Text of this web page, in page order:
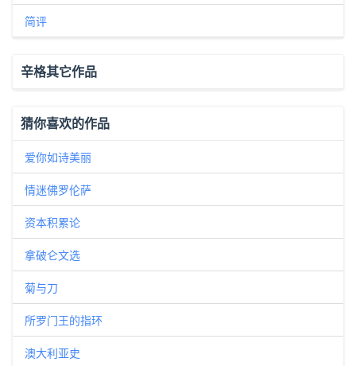
简评
辛格其它作品
猜你喜欢的作品
爱你如诗美丽
情迷佛罗伦萨
资本积累论
拿破仑文选
菊与刀
所罗门王的指环
澳大利亚史